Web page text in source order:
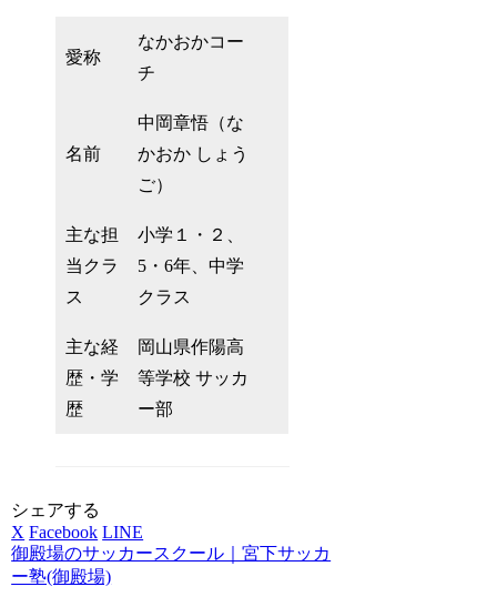
愛称
なかおかコー
チ
名前
中岡章悟（な
かおか しょう
ご）
主な担
当クラ
ス
小学１・２、
5・6年、中学
クラス
主な経
歴・学
歴
岡山県作陽高
等学校 サッカ
ー部
シェアする
X Facebook LINE
御殿場のサッカースクール｜宮下サッカ
ー塾(御殿場)